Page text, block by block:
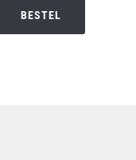
BESTEL